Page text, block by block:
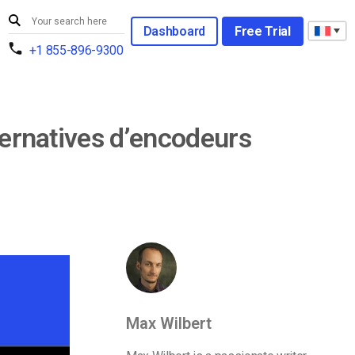
+1 855-896-9300
Dashboard Free Trial
d’encodeurs
Max Wilbert